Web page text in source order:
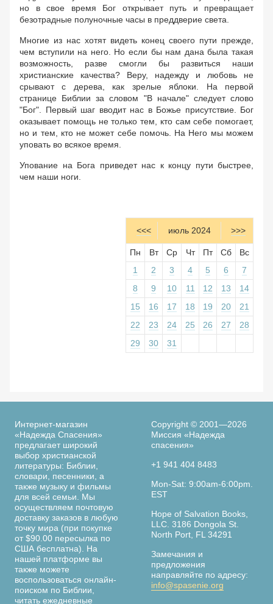
но в свое время Бог открывает путь и превращает
безотрадные полуночные часы в преддверие света.
Многие из нас хотят видеть конец своего пути прежде,
чем вступили на него. Но если бы нам дана была такая
возможность, разве смогли бы развиться наши
христианские качества? Веру, надежду и любовь не
срывают с дерева, как зрелые яблоки. На первой
странице Библии за словом "В начале" следует слово
"Бог". Первый шаг вводит нас в Божье присутствие. Бог
оказывает помощь не только тем, кто сам себе помогает,
но и тем, кто не может себе помочь. На Него мы можем
уповать во всякое время.
Упование на Бога приведет нас к концу пути быстрее,
чем наши ноги.
<<< июль 2024 >>>
Пн Вт Ср Чт Пт Сб
Вс
1
2 3 4 5 6
7
8
9 10 11 12 13
14
15
16 17 18 19 20
21
22
23 24 25 26 27
28
29
30 31
Интернет-магазин
«Надежда Спасения»
предлагает широкий
выбор христианской
литературы: Библии,
словари, песенники, а
также музыку и фильмы
для всей семьи. Мы
осуществляем почтовую
доставку заказов в любую
точку мира (при покупке
от $90.00 пересылка по
США бесплатна). На
нашей платформе вы
также можете
воспользоваться онлайн-
поиском по Библии,
читать ежедневные
Copyright © 2001—2026
Миссия «Надежда
спасения»
+1 941 404 8483
Mon-Sat: 9:00am-6:00pm.
EST
Hope of Salvation Books,
LLC. 3186 Dongola St.
North Port, FL 34291
Замечания и
предложения
направляйте по адресу:
info@spasenie.org